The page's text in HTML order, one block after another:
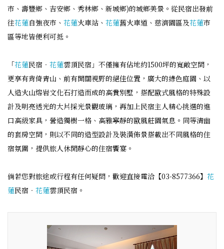
市、壽豐鄉、吉安鄉、秀林鄉、新城鄉)的城鄉美景。從民宿出發前
往花蓮自強夜市、 花蓮火車站、 花蓮舊火車道、慈濟園區及花蓮市
區等地皆便利可抵。
「花蓮民宿‧ 花蓮雲頂民宿」不僅擁有佔地約1500坪的寬敞空間，
更享有背倚青山、前有開闊視野的絕佳位置，廣大的綠色庭園、以
人造火山熔岩文化石打造而成的高貴別墅，搭配歐式風格的特殊設
計及明亮透光的大片採光景觀玻璃，再加上民宿主人精心挑選的進
口高級家具，營造獨樹一格、高雅寧靜的歐風莊園氣息。同等清幽
的套房空間，則以不同的造型設計及裝潢佈景搭載出不同風格的住
宿氛圍，提供旅人休閒靜心的住宿饗宴。
倘若您對旅途或行程有任何疑問，歡迎直接電洽【03-8577366】 花
蓮民宿‧ 花蓮雲頂民宿。